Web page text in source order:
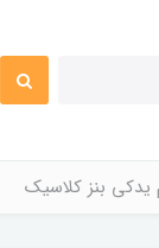
یدکی بنز کلاسیک